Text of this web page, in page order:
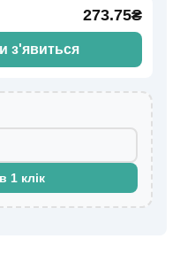
273.75₴
з'явиться
1 клік